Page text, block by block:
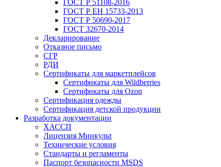
ГОСТ Р 51108-2016
ГОСТ Р ЕН 15733-2013
ГОСТ Р 50690-2017
ГОСТ 32670-2014
Декларирование
Отказное письмо
СГР
РДИ
Сертификаты для маркетплейсов
Сертификаты для Wildberries
Сертификаты для Ozon
Сертификация одежды
Сертификация детской продукции
Разработка документации
ХАССП
Лицензия Минкульт
Технические условия
Стандарты и регламенты
Паспорт безопасности MSDS